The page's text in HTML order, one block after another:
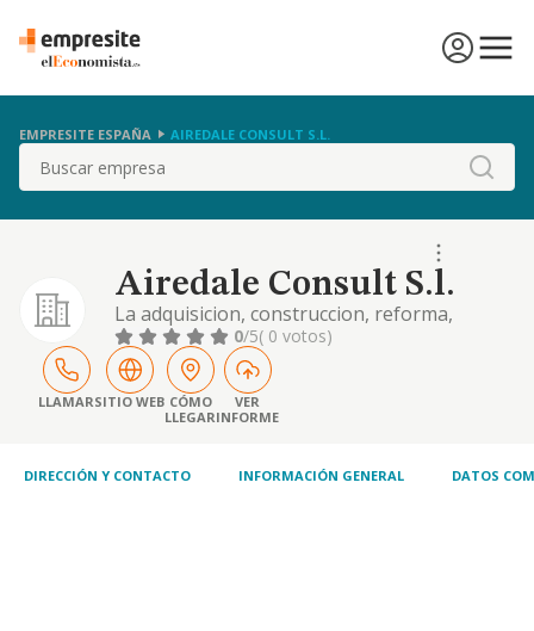
EMPRESITE ESPAÑA AIREDALE CONSULT S.L.
Buscar
Airedale Consult S.l.
La adquisicion, construccion, reforma,
arrendamiento no financiero y venta de toda
clase de bienes inmuebles adquisicion,
tenencia, disfrute de valores mobiliarios,
salvo instituciones de inversion colectiva, etc.
0/5( 0 votos)
LLAMARSITIO WEB CÓMO
LLEGAR
VER
INFORME
DIRECCIÓN Y CONTACTO INFORMACIÓN GENERAL DATOS